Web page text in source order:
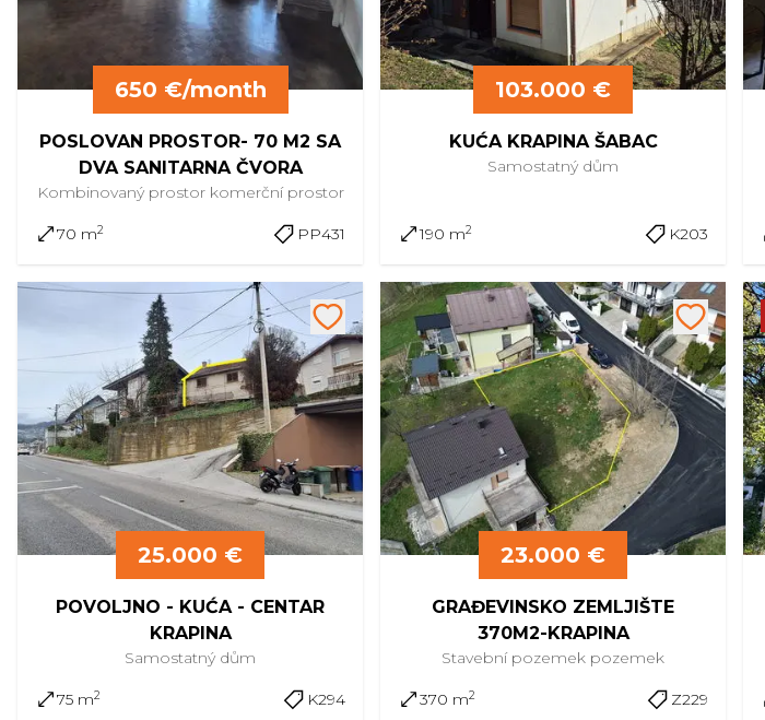
650 €/month
POSLOVAN PROSTOR- 70 M2 SA
DVA SANITARNA ČVORA
Kombinovaný prostor komerční prostor
70 m2 PP431
103.000 €
KUĆA KRAPINA ŠABAC
Samostatný dům
190 m2 K203
25.000 €
POVOLJNO - KUĆA - CENTAR
KRAPINA
Samostatný dům
75 m2 K294
23.000 €
GRAĐEVINSKO ZEMLJIŠTE
370M2-KRAPINA
Stavební pozemek pozemek
370 m2 Z229